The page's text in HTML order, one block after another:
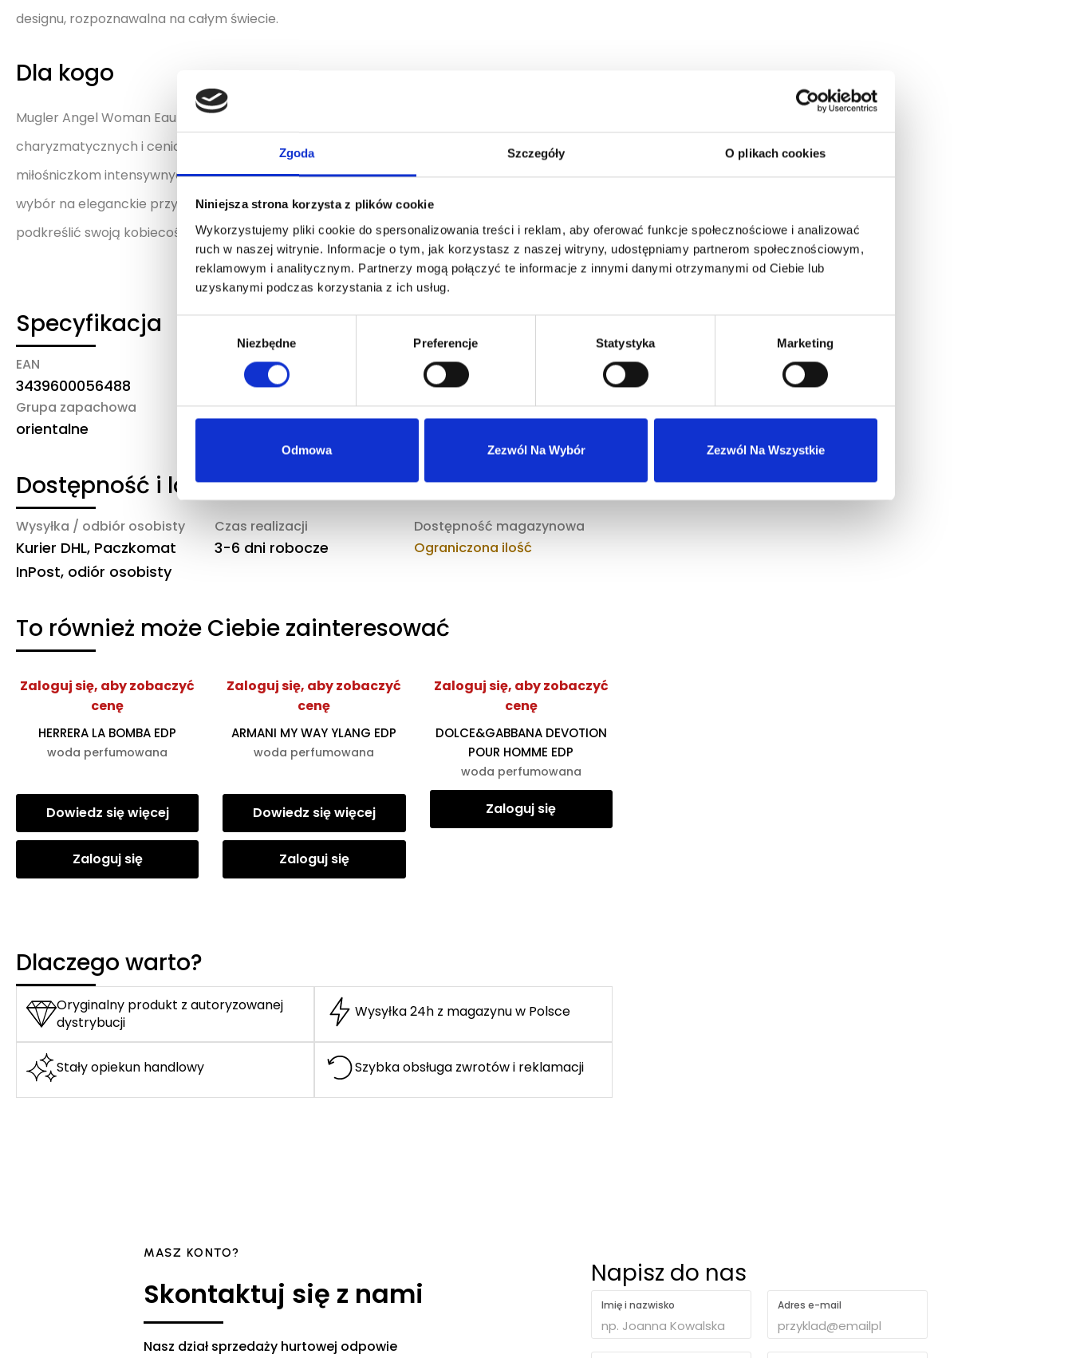
Zgoda Szczegóły O plikach cookies
Niniejsza strona korzysta z plików cookie
Wykorzystujemy pliki cookie do spersonalizowania treści i reklam, aby oferować funkcje społecznościowe i analizować
ruch w naszej witrynie. Informacje o tym, jak korzystasz z naszej witryny, udostępniamy partnerom społecznościowym,
reklamowym i analitycznym. Partnerzy mogą połączyć te informacje z innymi danymi otrzymanymi od Ciebie lub
uzyskanymi podczas korzystania z ich usług.
Niezbędne Preferencje Statystyka Marketing
Odmowa Zezwól Na Wybór Zezwól Na Wszystkie
designu, rozpoznawalna na całym świecie.
Dla kogo
Mugler Angel Woman Eau de Parfum to propozycja dla kobiet pewnych siebie,
charyzmatycznych i ceniących niebanalne kompozycje zapachowe. Przypadnie do gustu
miłośniczkom intensywnych, słodkich perfum gourmand o wyjątkowej trwałości. To doskonały
wybór na eleganckie przyjęcia, wieczorne wyjścia i wszystkie chwile, w których chcesz
podkreślić swoją kobiecość, odwagę i niepowtarzalny styl.
Specyfikacja
EAN
3439600056488
Marka/producent
Mugler
Pojemność [ml]
25
Grupa zapachowa
orientalne
Dostępność i logistyka
Wysyłka / odbiór osobisty
Kurier DHL, Paczkomat
InPost, odiór osobisty
Czas realizacji
3-6 dni robocze
Dostępność magazynowa
Ograniczona ilość
To również może Ciebie zainteresować
Zaloguj się, aby zobaczyć
cenę
HERRERA LA BOMBA EDP
woda perfumowana
Dowiedz się więcej
Zaloguj się
Zaloguj się, aby zobaczyć
cenę
ARMANI MY WAY YLANG EDP
woda perfumowana
Dowiedz się więcej
Zaloguj się
Zaloguj się, aby zobaczyć
cenę
DOLCE&GABBANA DEVOTION
POUR HOMME EDP
woda perfumowana
Zaloguj się
Dlaczego warto?
Oryginalny produkt z autoryzowanej
dystrybucji
Wysyłka 24h z magazynu w Polsce
Stały opiekun handlowy Szybka obsługa zwrotów i reklamacji
MASZ KONTO?
Skontaktuj się z nami
Nasz dział sprzedaży hurtowej odpowie
Napisz do nas
Imię i nazwisko Adres e-mail